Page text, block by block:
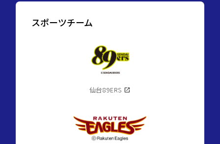
スポーツチーム
仙台89ERS open_in_new